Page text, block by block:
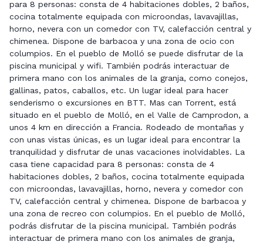
para 8 personas: consta de 4 habitaciones dobles, 2 baños,
cocina totalmente equipada con microondas, lavavajillas,
horno, nevera con un comedor con TV, calefacción central y
chimenea. Dispone de barbacoa y una zona de ocio con
columpios. En el pueblo de Molló se puede disfrutar de la
piscina municipal y wifi. También podrás interactuar de
primera mano con los animales de la granja, como conejos,
gallinas, patos, caballos, etc. Un lugar ideal para hacer
senderismo o excursiones en BTT. Mas can Torrent, está
situado en el pueblo de Molló, en el Valle de Camprodon, a
unos 4 km en dirección a Francia. Rodeado de montañas y
con unas vistas únicas, es un lugar ideal para encontrar la
tranquilidad y disfrutar de unas vacaciones inolvidables. La
casa tiene capacidad para 8 personas: consta de 4
habitaciones dobles, 2 baños, cocina totalmente equipada
con microondas, lavavajillas, horno, nevera y comedor con
TV, calefacción central y chimenea. Dispone de barbacoa y
una zona de recreo con columpios. En el pueblo de Molló,
podrás disfrutar de la piscina municipal. También podrás
interactuar de primera mano con los animales de granja,